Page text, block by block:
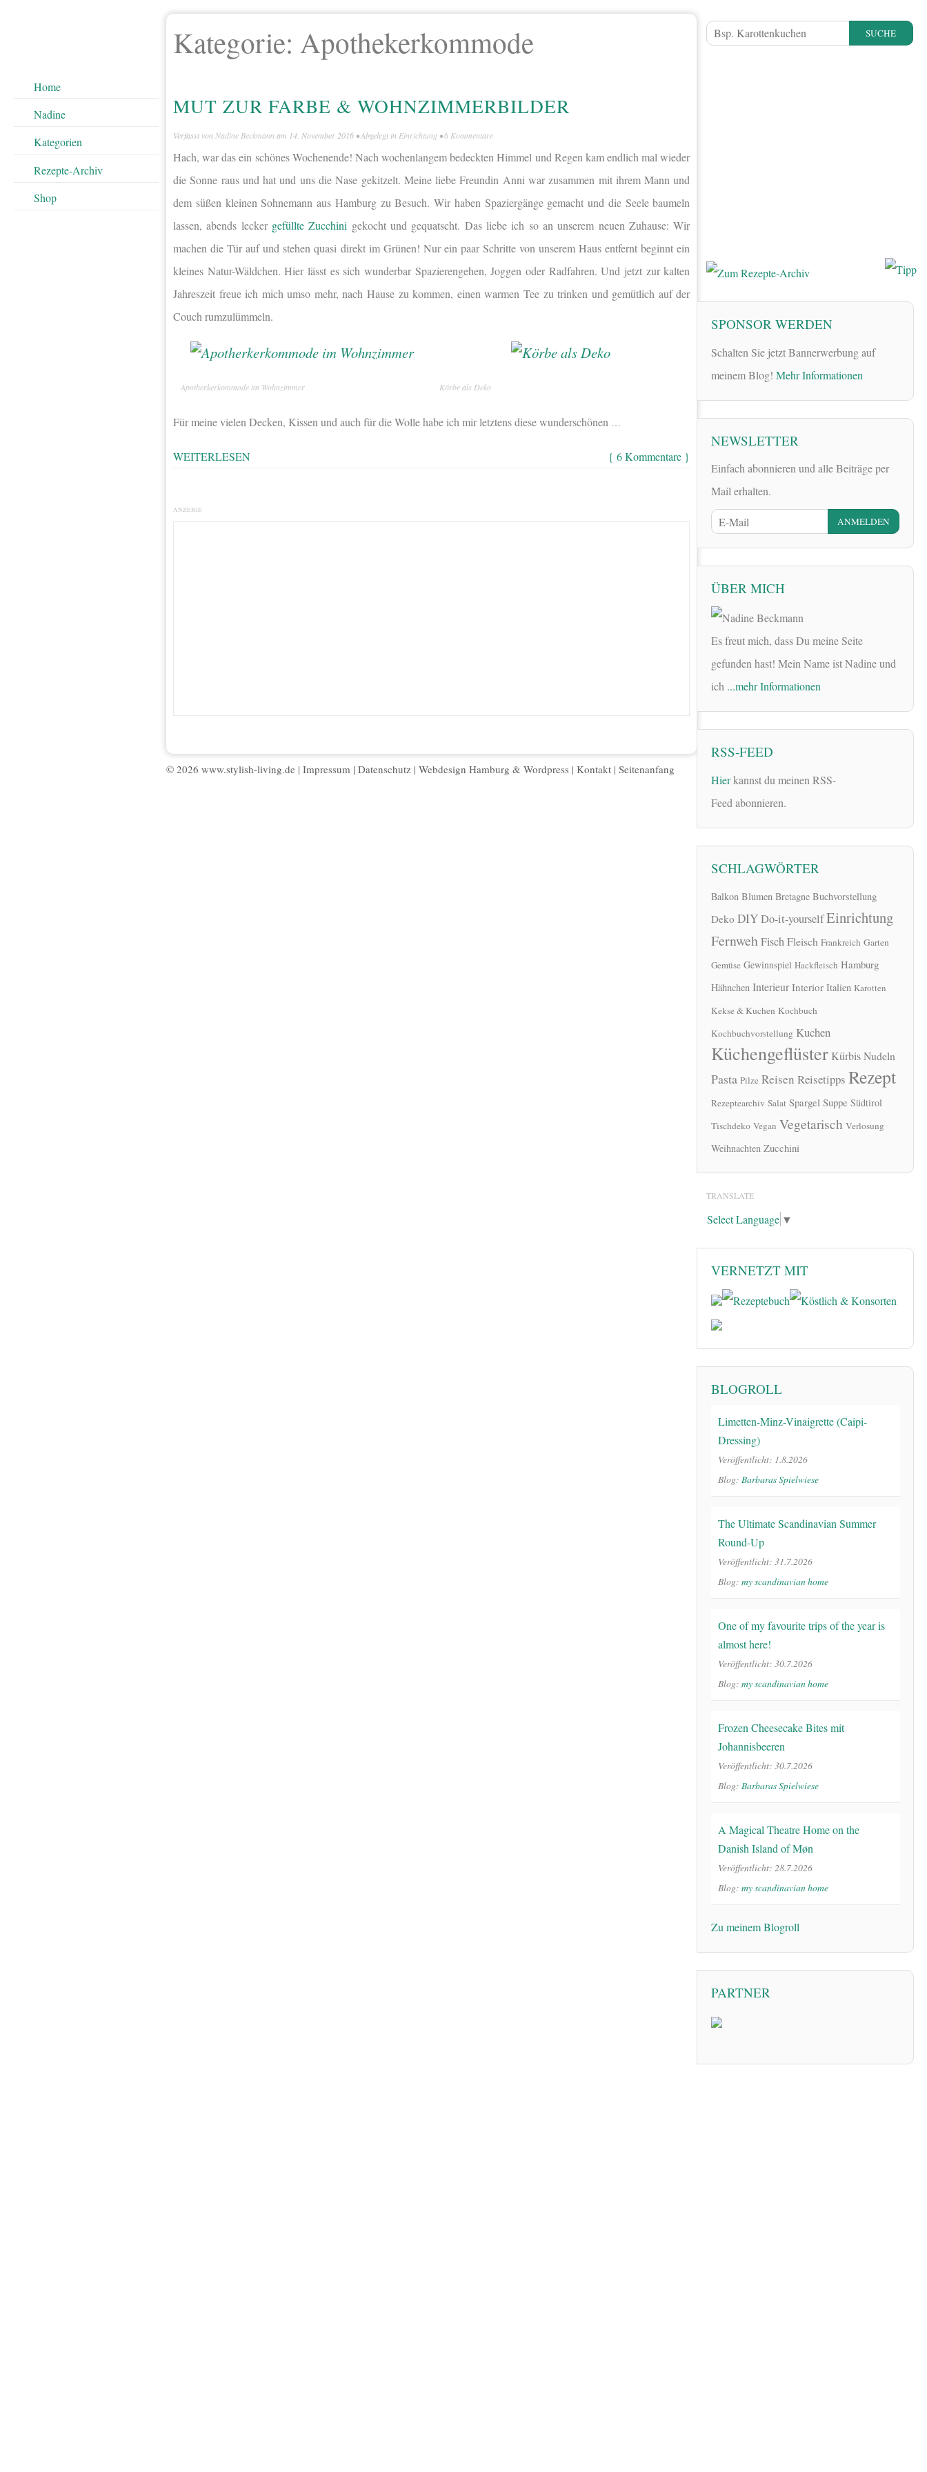
Home
Nadine
Kategorien
Rezepte-Archiv
Shop
Kategorie: Apothekerkommode
MUT ZUR FARBE & WOHNZIMMERBILDER
Verfasst von Nadine Beckmann am 14. November 2016 • Abgelegt in Einrichtung •6 Kommentare
Hach, war das ein schönes Wochenende! Nach wochenlangem bedeckten Himmel und Regen kam endlich mal wieder
die Sonne raus und hat und uns die Nase gekitzelt. Meine liebe Freundin Anni war zusammen mit ihrem Mann und
dem süßen kleinen Sohnemann aus Hamburg zu Besuch. Wir haben Spaziergänge gemacht und die Seele baumeln
lassen, abends lecker gefüllte Zucchini gekocht und gequatscht. Das liebe ich so an unserem neuen Zuhause: Wir
machen die Tür auf und stehen quasi direkt im Grünen! Nur ein paar Schritte von unserem Haus entfernt beginnt ein
kleines Natur-Wäldchen. Hier lässt es sich wunderbar Spazierengehen, Joggen oder Radfahren. Und jetzt zur kalten
Jahreszeit freue ich mich umso mehr, nach Hause zu kommen, einen warmen Tee zu trinken und gemütlich auf der
Couch rumzulümmeln.
Apotherkerkommode im Wohnzimmer Körbe als Deko
Für meine vielen Decken, Kissen und auch für die Wolle habe ich mir letztens diese wunderschönen …
WEITERLESEN { 6 Kommentare }
ANZEIGE
© 2026 www.stylish-living.de | Impressum | Datenschutz | Webdesign Hamburg & Wordpress | Kontakt | Seitenanfang
SUCHE
SPONSOR WERDEN
Schalten Sie jetzt Bannerwerbung auf
meinem Blog! Mehr Informationen
NEWSLETTER
Einfach abonnieren und alle Beiträge per
Mail erhalten.
ÜBER MICH
Es freut mich, dass Du meine Seite
gefunden hast! Mein Name ist Nadine und
ich ...mehr Informationen
RSS-FEED
Hierkannst du meinen RSS-
Feed abonnieren.
SCHLAGWÖRTER
Balkon Blumen Bretagne Buchvorstellung
Deko DIYDo-it-yourselfEinrichtung
FernwehFischFleisch Frankreich Garten
Gemüse Gewinnspiel Hackfleisch Hamburg
Hähnchen Interieur Interior Italien Karotten
Kekse & Kuchen Kochbuch
Kochbuchvorstellung Kuchen
Küchengeflüster KürbisNudeln
Pasta Pilze Reisen Reisetipps Rezept
Rezeptearchiv Salat Spargel Suppe Südtirol
Tischdeko Vegan Vegetarisch Verlosung
Weihnachten Zucchini
TRANSLATE
Select Language ▼
VERNETZT MIT
BLOGROLL
Limetten-Minz-Vinaigrette (Caipi-
Dressing)
Veröffentlicht: 1.8.2026
Blog: Barbaras Spielwiese
The Ultimate Scandinavian Summer
Round-Up
Veröffentlicht: 31.7.2026
Blog: my scandinavian home
One of my favourite trips of the year is
almost here!
Veröffentlicht: 30.7.2026
Blog: my scandinavian home
Frozen Cheesecake Bites mit
Johannisbeeren
Veröffentlicht: 30.7.2026
Blog: Barbaras Spielwiese
A Magical Theatre Home on the
Danish Island of Møn
Veröffentlicht: 28.7.2026
Blog: my scandinavian home
Zu meinem Blogroll
PARTNER